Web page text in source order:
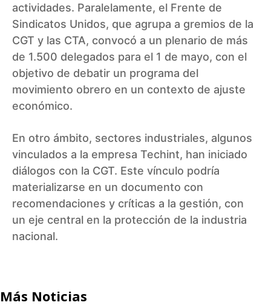
actividades. Paralelamente, el Frente de
Sindicatos Unidos, que agrupa a gremios de la
CGT y las CTA, convocó a un plenario de más
de 1.500 delegados para el 1 de mayo, con el
objetivo de debatir un programa del
movimiento obrero en un contexto de ajuste
económico.
En otro ámbito, sectores industriales, algunos
vinculados a la empresa Techint, han iniciado
diálogos con la CGT. Este vínculo podría
materializarse en un documento con
recomendaciones y críticas a la gestión, con
un eje central en la protección de la industria
nacional.
Más Noticias